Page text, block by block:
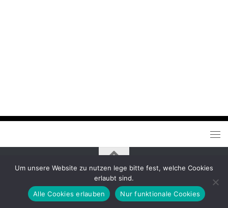
Schattenelfen © 2026. Alle Rechte vorbehalten.
Um unsere Website zu nutzen lege bitte fest, welche Cookies
erlaubt sind.
Alle Cookies erlauben
Nur funktionale Cookies